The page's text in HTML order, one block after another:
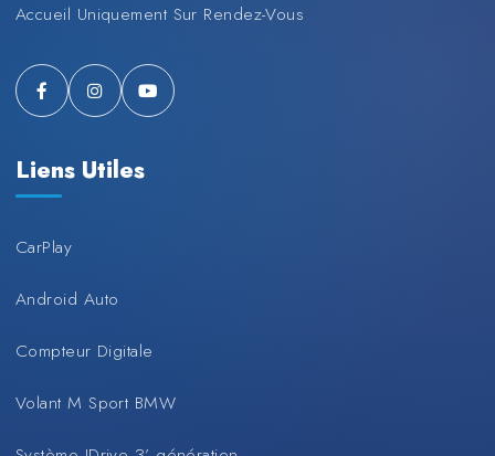
Accueil Uniquement Sur Rendez-Vous
Liens Utiles
CarPlay
Android Auto
Compteur Digitale
Volant M Sport BMW